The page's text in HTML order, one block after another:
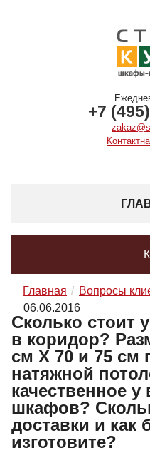
+7
Главная
Вопросы
06.06.2016
Сколько стоит
в коридор?
см Х 70 и 75 см
натяжной
качественное
шкафов?
доставки и как
изготовите?